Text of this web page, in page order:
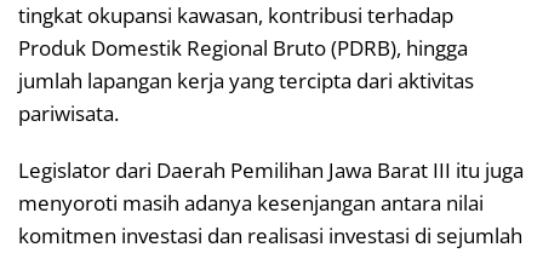
tingkat okupansi kawasan, kontribusi terhadap
Produk Domestik Regional Bruto (PDRB), hingga
jumlah lapangan kerja yang tercipta dari aktivitas
pariwisata.
Legislator dari Daerah Pemilihan Jawa Barat III itu juga
menyoroti masih adanya kesenjangan antara nilai
komitmen investasi dan realisasi investasi di sejumlah